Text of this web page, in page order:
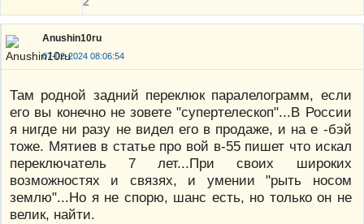
Anushin10ru
07-02-2024 08:06:54
Там родной задний переклюк паралелограмм, если
его вы конечно не зовете "супертелескоп"...В России
я нигде ни разу не видел его в продаже, и на е -бэй
тоже. Мятиев в статье про вой в-55 пишет что искал
переключатель 7 лет...При своих широких
возможностях и связях, и умении "рыть носом
землю"...Но я не спорю, шанс есть, но только он не
велик, найти.